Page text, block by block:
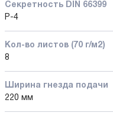
Секретность DIN 66399
P-4
Кол-во листов (70 г/м2)
8
Ширина гнезда подачи
220 мм